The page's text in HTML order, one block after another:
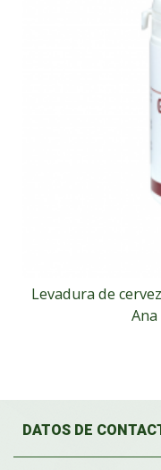
Levadura de
DATOS DE